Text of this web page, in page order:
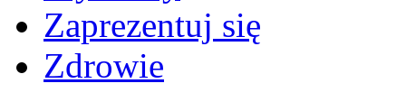
Zaprezentuj się
Zdrowie